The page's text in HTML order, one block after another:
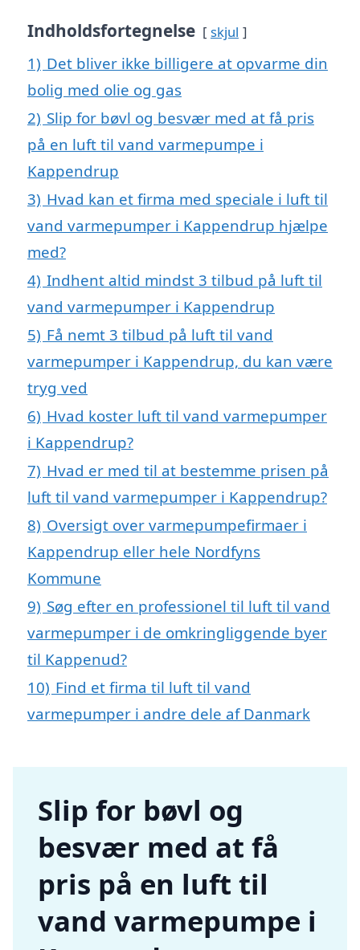
Indholdsfortegnelse skjul
1) Det bliver ikke billigere at opvarme din
bolig med olie og gas
2) Slip for bøvl og besvær med at få pris
på en luft til vand varmepumpe i
Kappendrup
3) Hvad kan et firma med speciale i luft til
vand varmepumper i Kappendrup hjælpe
med?
4) Indhent altid mindst 3 tilbud på luft til
vand varmepumper i Kappendrup
5) Få nemt 3 tilbud på luft til vand
varmepumper i Kappendrup, du kan være
tryg ved
6) Hvad koster luft til vand varmepumper
i Kappendrup?
7) Hvad er med til at bestemme prisen på
luft til vand varmepumper i Kappendrup?
8) Oversigt over varmepumpefirmaer i
Kappendrup eller hele Nordfyns
Kommune
9) Søg efter en professionel til luft til vand
varmepumper i de omkringliggende byer
til Kappenud?
10) Find et firma til luft til vand
varmepumper i andre dele af Danmark
Slip for bøvl og
besvær med at få
pris på en luft til
vand varmepumpe i